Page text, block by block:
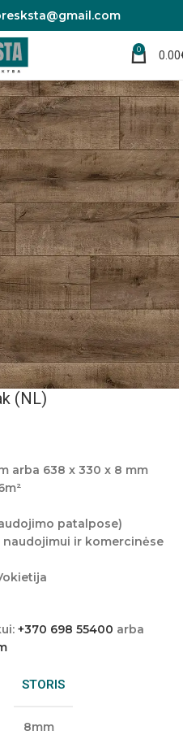
0 0.00
(NL)
arba 638 x 330 x 8 mm
patalpose)
naudojimui ir komercinėse
+370 698 55400 arba
STORIS
8mm